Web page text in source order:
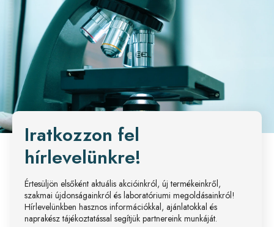
Iratkozzon fel
hírlevelünkre!
Értesüljön elsőként aktuális akcióinkról, új termékeinkről,
szakmai újdonságainkról és laboratóriumi megoldásainkról!
Hírlevelünkben hasznos információkkal, ajánlatokkal és
naprakész tájékoztatással segítjük partnereink munkáját.